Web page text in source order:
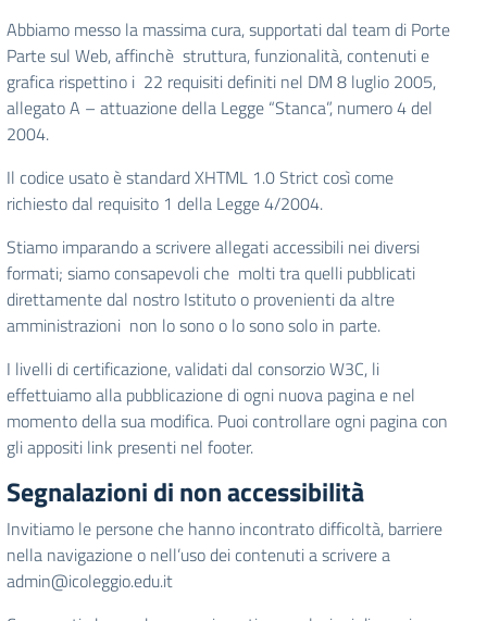
Abbiamo messo la massima cura, supportati dal team di Porte
Parte sul Web, affinchè struttura, funzionalità, contenuti e
grafica rispettino i 22 requisiti definiti nel DM 8 luglio 2005,
allegato A – attuazione della Legge “Stanca”, numero 4 del
2004.
Il codice usato è standard XHTML 1.0 Strict così come
richiesto dal requisito 1 della Legge 4/2004.
Stiamo imparando a scrivere allegati accessibili nei diversi
formati; siamo consapevoli che molti tra quelli pubblicati
direttamente dal nostro Istituto o provenienti da altre
amministrazioni non lo sono o lo sono solo in parte.
I livelli di certificazione, validati dal consorzio W3C, li
effettuiamo alla pubblicazione di ogni nuova pagina e nel
momento della sua modifica. Puoi controllare ogni pagina con
gli appositi link presenti nel footer.
Segnalazioni di non accessibilità
Invitiamo le persone che hanno incontrato difficoltà, barriere
nella navigazione o nell’uso dei contenuti a scrivere a
admin@icoleggio.edu.it